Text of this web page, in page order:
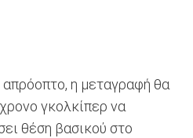
η μεταγραφή θα
γκολκίπερ να
θέση βασικού στο